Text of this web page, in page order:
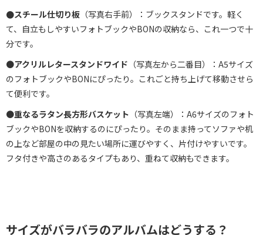
●スチール仕切り板 （写真右手前）：ブックスタンドです。軽く
て、自立もしやすいフォトブックやBONの収納なら、これ一つで十
分です。
●アクリルレタースタンドワイド （写真左から二番目）：A5サイズ
のフォトブックやBONにぴったり。これごと持ち上げて移動させら
て便利です。
●重なるラタン長方形バスケッ ト （写真左端）：A6サイズのフォト
ブックやBONを収納するのにぴったり。そのまま持ってソファや机
の上など部屋の中の見たい場所に運びやすく、片付けやすいです。
フタ付きや高さのあるタイプもあり、重ねて収納もできます。
サイズがバラバラのアルバムはどうする？